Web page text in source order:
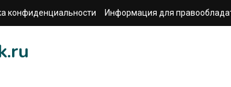
конфиденциальности Информация для